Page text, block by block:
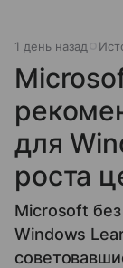
1 день назад
для
роста
Microsoft
Windows